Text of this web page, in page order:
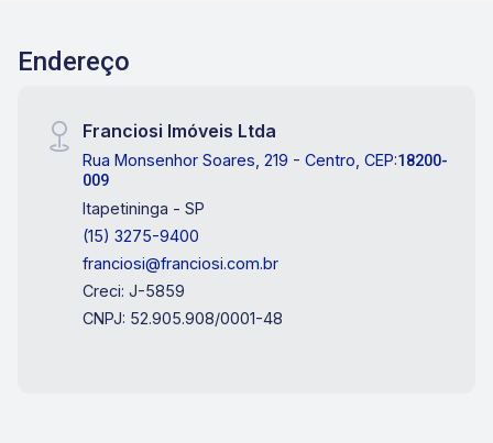
Endereço
Franciosi Imóveis Ltda
Rua Monsenhor Soares, 219 - Centro, CEP:18200-
009
Itapetininga - SP
(15) 3275-9400
franciosi@franciosi.com.br
Creci: J-5859
CNPJ: 52.905.908/0001-48